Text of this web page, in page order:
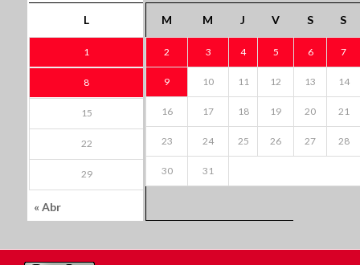
M M J V S S
2 3 4 5 6 7
9 10 11 12 13 14
16 17 18 19 20 21
23 24 25 26 27 28
30 31
L
« Abr
1
8
15
22
29